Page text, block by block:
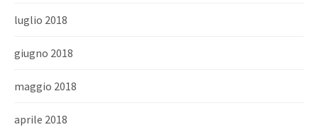
luglio 2018
giugno 2018
maggio 2018
aprile 2018